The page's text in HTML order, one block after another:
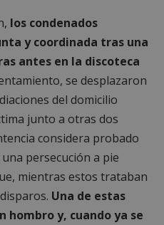
los condenados
y coordinada tras una
antes en la discoteca
se desplazaron
del domicilio
junto a otras dos
considera probado
persecución a pie
mientras estos trataban
Una de estas
hombro y, cuando ya se